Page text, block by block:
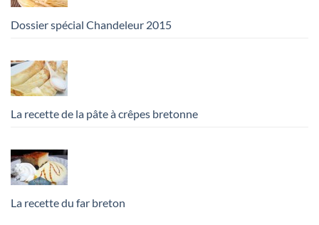
Dossier spécial Chandeleur 2015
La recette de la pâte à crêpes bretonne
La recette du far breton